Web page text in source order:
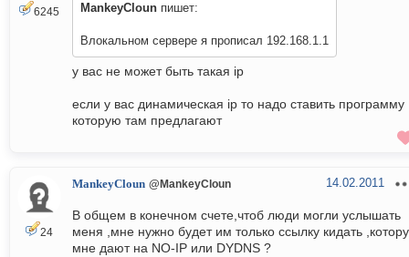
6245 MankeyCloun пишет:
Влокальном сервере я прописал 192.168.1.1
у вас не может быть такая ip
если у вас динамическая ip то надо ставить программу
которую там предлагают
24
MankeyCloun @MankeyCloun 14.02.2011
В общем в конечном счете,чтоб люди могли услышать
меня ,мне нужно будет им только ссылку кидать
мне дают на NO-IP или DYDNS ?